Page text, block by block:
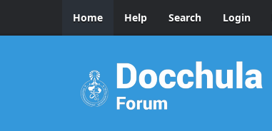
Home Help Search Login